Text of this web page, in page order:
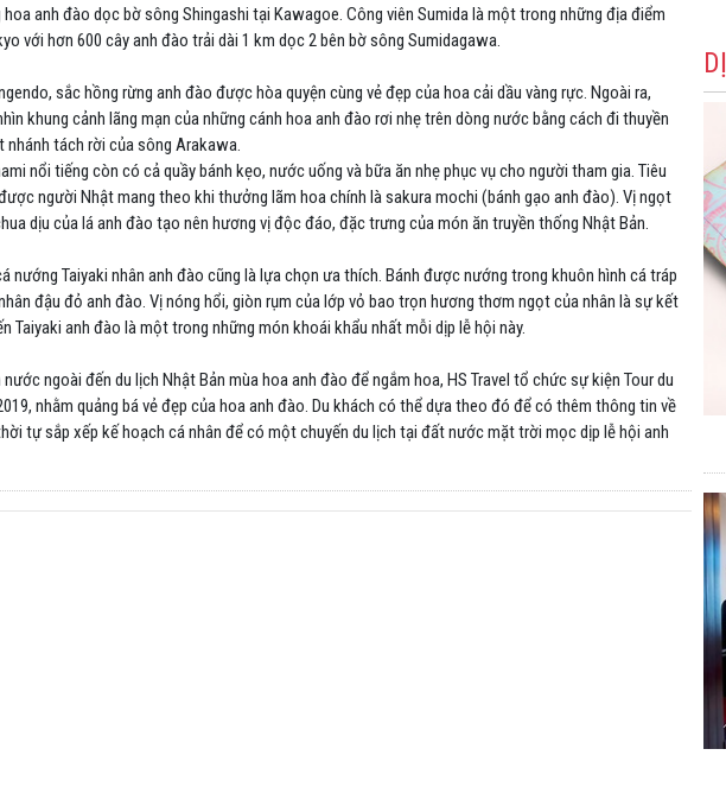
anh đào dọc bờ sông Shingashi tại Kawagoe. Công viên Sumida là một trong những địa điểm
với hơn 600 cây anh đào trải dài 1 km dọc 2 bên bờ sông Sumidagawa.
sắc hồng rừng anh đào được hòa quyện cùng vẻ đẹp của hoa cải dầu vàng rực. Ngoài ra,
khung cảnh lãng mạn của những cánh hoa anh đào rơi nhẹ trên dòng nước bằng cách đi thuyền
tách rời của sông Arakawa.
nổi tiếng còn có cả quầy bánh kẹo, nước uống và bữa ăn nhẹ phục vụ cho người tham gia. Tiêu
người Nhật mang theo khi thưởng lãm hoa chính là sakura mochi (bánh gạo anh đào). Vị ngọt
dịu của lá anh đào tạo nên hương vị độc đáo, đặc trưng của món ăn truyền thống Nhật Bản.
nướng Taiyaki nhân anh đào cũng là lựa chọn ưa thích. Bánh được nướng trong khuôn hình cá tráp
đậu đỏ anh đào. Vị nóng hổi, giòn rụm của lớp vỏ bao trọn hương thơm ngọt của nhân là sự kết
Taiyaki anh đào là một trong những món khoái khẩu nhất mỗi dịp lễ hội này.
ngoài đến du lịch Nhật Bản mùa hoa anh đào để ngắm hoa, HS Travel tổ chức sự kiện Tour du
nhằm quảng bá vẻ đẹp của hoa anh đào. Du khách có thể dựa theo đó để có thêm thông tin về
tự sắp xếp kế hoạch cá nhân để có một chuyến du lịch tại đất nước mặt trời mọc dịp lễ hội anh